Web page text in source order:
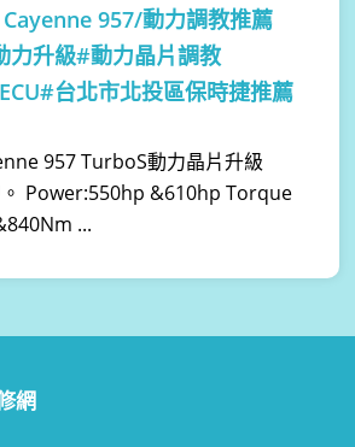
Cayenne 957/動力調教推薦
力升級#動力晶片調教
台北市北投區保時捷推薦
957 TurboS動力晶片升級
。 Power:550hp &610hp Torque
...
網